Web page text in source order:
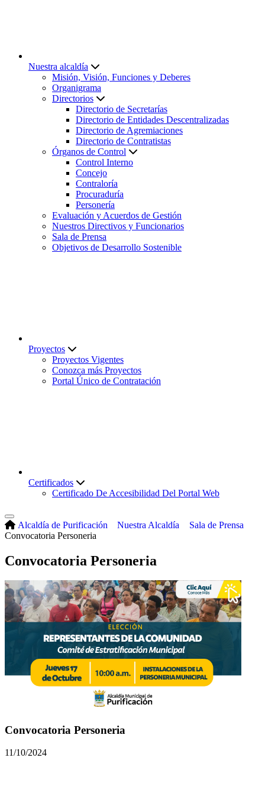
Nuestra alcaldía
Misión, Visión, Funciones y Deberes
Organigrama
Directorios
Directorio de Secretarías
Directorio de Entidades Descentralizadas
Directorio de Agremiaciones
Directorio de Contratistas
Órganos de Control
Control Interno
Concejo
Contraloría
Procuraduría
Personería
Evaluación y Acuerdos de Gestión
Nuestros Directivos y Funcionarios
Sala de Prensa
Objetivos de Desarrollo Sostenible
Proyectos
Proyectos Vigentes
Conozca más Proyectos
Portal Único de Contratación
Certificados
Certificado De Accesibilidad Del Portal Web
Alcaldía de Purificación Nuestra Alcaldía
Sala de Prensa
Convocatoria Personeria
Convocatoria Personeria
Convocatoria Personeria
11/10/2024